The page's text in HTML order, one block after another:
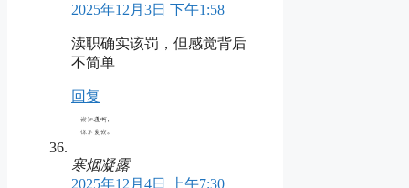
2025年12月3日 下午1:58
渎职确实该罚，但感觉背后
不简单
回复
寒烟凝露
2025年12月4日 上午7:30